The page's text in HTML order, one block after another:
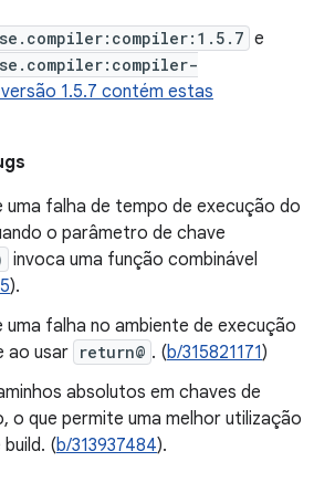
e
1.5.7 contém estas
uma falha de tempo de execução do
o parâmetro de chave
invoca uma função combinável
).
falha no ambiente de execução
ao usar return@ . (b/315821171)
absolutos em chaves de
o que permite uma melhor utilização
(b/313937484).